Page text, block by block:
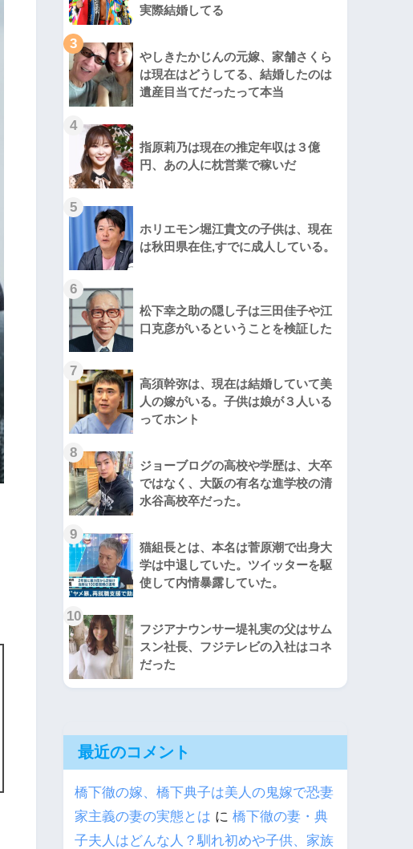
実際結婚してる
3
やしきたかじんの元嫁、家舗さくら
は現在はどうしてる、結婚したのは
遺産目当てだったって本当
4
指原莉乃は現在の推定年収は３億
円、あの人に枕営業で稼いだ
5
ホリエモン堀江貴文の子供は、現在
は秋田県在住,すでに成人している。
6
松下幸之助の隠し子は三田佳子や江
口克彦がいるということを検証した
7
高須幹弥は、現在は結婚していて美
人の嫁がいる。子供は娘が３人いる
ってホント
8
ジョーブログの高校や学歴は、大卒
ではなく、大阪の有名な進学校の清
水谷高校卒だった。
9
猫組長とは、本名は菅原潮で出身大
学は中退していた。ツイッターを駆
使して内情暴露していた。
10
フジアナウンサー堤礼実の父はサム
スン社長、フジテレビの入社はコネ
だった
最近のコメント
橋下徹の嫁、橋下典子は美人の鬼嫁で恐妻
家主義の妻の実態とは に 橋下徹の妻・典
子夫人はどんな人？馴れ初めや子供、家族